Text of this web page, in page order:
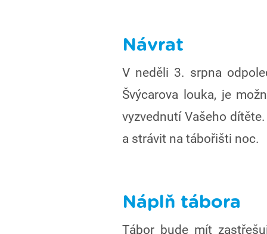
Návrat
V neděli 3. srpna
Švýcarova louka, je
vyzvednutí Vašeho
a strávit na tábořišti noc.
Náplň tábora
Tábor bude mít